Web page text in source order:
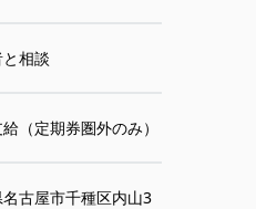
相談
（定期券圏外のみ）
古屋市千種区内山3